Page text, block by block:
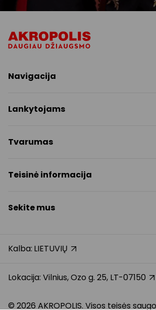
Navigacija
Paslaugos
Pramogos
Lankytojams
Nemokami patogumai
Kontaktai
Dovanų kortelė
Atsiliepimai
Tvarumas
Tvarumo ataskaita
Teisinė informacija
Slapukų politika
Dovanų kortelės bendrosios taisyklės
Klientų aptarnavimo standartas
Sekite mus
Facebook
TikTok
Kalba: LIETUVIŲ
Lokacija: Vilnius, Ozo g. 25, LT-07150
© 2026 AKROPOLIS. Visos teisės